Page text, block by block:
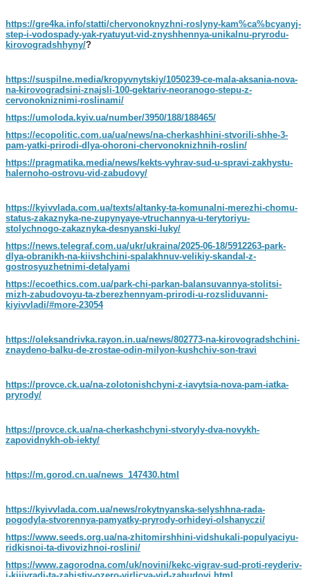
https://gre4ka.info/statti/chervonoknyzhni-roslyny-kam%ca%bcyanyj-
step-i-vodospady-yak-ryatuyut-vid-znyshhennya-unikalnu-pryrodu-
kirovogradshhyny/?
https://suspilne.media/kropyvnytskiy/1050239-ce-mala-aksania-nova-
na-kirovogradsini-znajsli-100-gektariv-neoranogo-stepu-z-
cervonokniznimi-roslinami/
https://umoloda.kyiv.ua/number/3950/188/188465/
https://ecopolitic.com.ua/ua/news/na-cherkashhini-stvorili-shhe-3-
pam-yatki-prirodi-dlya-ohoroni-chervonoknizhnih-roslin/
https://pragmatika.media/news/kekts-vyhrav-sud-u-spravi-zakhystu-
halernoho-ostrovu-vid-zabudovy/
https://kyivvlada.com.ua/texts/altanky-ta-komunalni-merezhi-chomu-
status-zakaznyka-ne-zupynyaye-vtruchannya-u-terytoriyu-
stolychnogo-zakaznyka-desnyanski-luky/
https://news.telegraf.com.ua/ukr/ukraina/2025-06-18/5912263-park-
dlya-obranikh-na-kiivshchini-spalakhnuv-velikiy-skandal-z-
gostrosyuzhetnimi-detalyami
https://ecoethics.com.ua/park-chi-parkan-balansuvannya-stolitsi-
mizh-zabudovoyu-ta-zberezhennyam-prirodi-u-rozsliduvanni-
kiyivvladi/#more-23054
https://oleksandrivka.rayon.in.ua/news/802773-na-kirovogradshchini-
znaydeno-balku-de-zrostae-odin-milyon-kushchiv-son-travi
https://provce.ck.ua/na-zolotonishchyni-z-iavytsia-nova-pam-iatka-
pryrody/
https://provce.ck.ua/na-cherkashchyni-stvoryly-dva-novykh-
zapovidnykh-ob-iekty/
https://m.gorod.cn.ua/news_147430.html
https://kyivvlada.com.ua/news/rokytnyanska-selyshhna-rada-
pogodyla-stvorennya-pamyatky-pryrody-orhideyi-olshanyczi/
https://www.seeds.org.ua/na-zhitomirshhini-vidshukali-populyaciyu-
ridkisnoi-ta-divovizhnoi-roslini/
https://www.zagorodna.com/uk/novini/kekc-vigrav-sud-proti-reyderiv-